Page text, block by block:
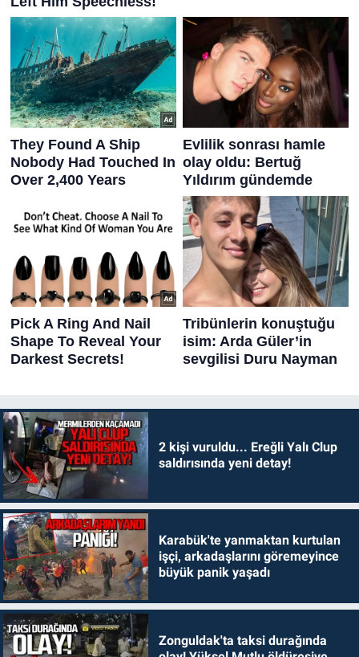
2 kişi vuruldu... Ereğli Yalı Clup
saldırısında yeni detay!
Karabük'te yanmaktan kurtulan
işçi, arkadaşlarını göremeyince
büyük panik yaşadı
Zonguldak'ta taksi durağında